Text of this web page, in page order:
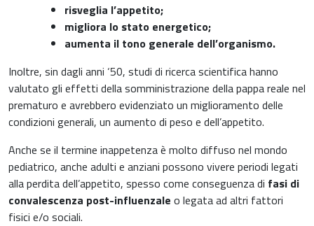
risveglia l’appetito;
migliora lo stato energetico;
aumenta il tono generale dell’organismo.
Inoltre, sin dagli anni ‘50, studi di ricerca scientifica hanno
valutato gli effetti della somministrazione della pappa reale nel
prematuro e avrebbero evidenziato un miglioramento delle
condizioni generali, un aumento di peso e dell’appetito.
Anche se il termine inappetenza è molto diffuso nel mondo
pediatrico, anche adulti e anziani possono vivere periodi legati
alla perdita dell’appetito, spesso come conseguenza di fasi di
convalescenza post-influenzale o legata ad altri fattori
fisici e/o sociali.